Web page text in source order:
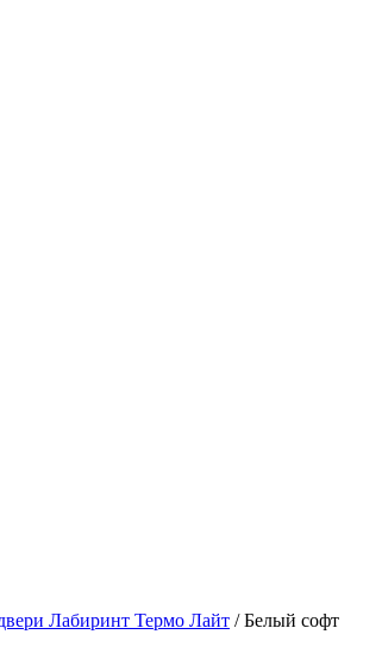
Лабиринт Термо Лайт / Белый софт